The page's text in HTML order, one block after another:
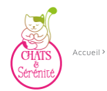
Accueil